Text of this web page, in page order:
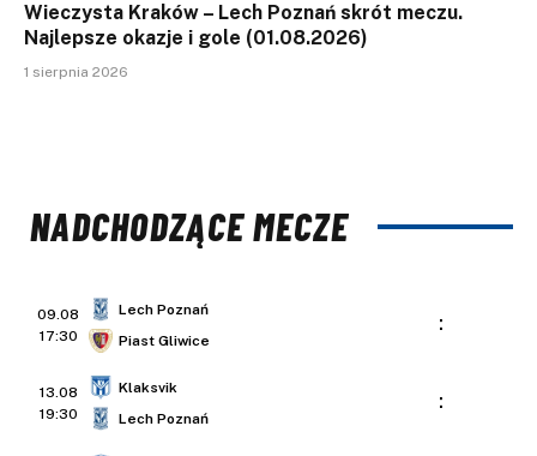
Wieczysta Kraków – Lech Poznań skrót meczu.
Najlepsze okazje i gole (01.08.2026)
1 sierpnia 2026
NADCHODZĄCE MECZE
09.08
17:30
Lech Poznań
Piast Gliwice
:
13.08
19:30
Klaksvik
Lech Poznań
: